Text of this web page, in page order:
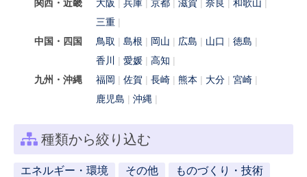
関西・近畿
大阪 兵庫 京都 滋賀 奈良
和歌山
三重
中国・四国
鳥取 島根 岡山 広島 山口
徳島
香川
愛媛
高知
九州・沖縄
福岡 佐賀 長崎 熊本 大分
宮崎
鹿児島
沖縄
種類から絞り込む
エネルギー・環境 その他
ものづくり・技術